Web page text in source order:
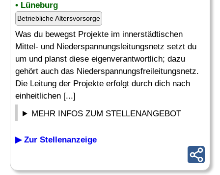
• Lüneburg
Betriebliche Altersvorsorge
Was du bewegst Projekte im innerstädtischen
Mittel- und Niederspannungsleitungsnetz setzt du
um und planst diese eigenverantwortlich; dazu
gehört auch das Niederspannungsfreileitungsnetz.
Die Leitung der Projekte erfolgt durch dich nach
einheitlichen [...]
MEHR INFOS ZUM STELLENANGEBOT
▶ Zur Stellenanzeige